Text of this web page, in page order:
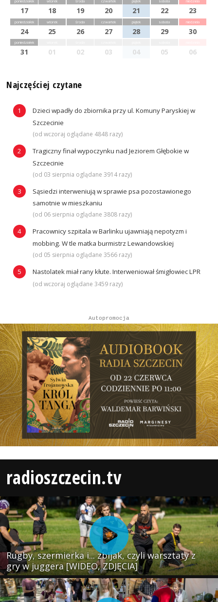
poniedziałek
17
wtorek
18
środa
19
czwartek
20
piątek
21
sobota
22
niedziela
23
poniedziałek
24
wtorek
25
środa
26
czwartek
27
piątek
28
sobota
29
niedziela
30
poniedziałek
31 01 02 03 04 05 06
Najczęściej czytane
Dzieci wpadły do zbiornika przy ul. Komuny Paryskiej w
Szczecinie
(od wczoraj oglądane 4848 razy)
Tragiczny finał wypoczynku nad Jeziorem Głębokie w
Szczecinie
(od 03 sierpnia oglądane 3914 razy)
Sąsiedzi interweniują w sprawie psa pozostawionego
samotnie w mieszkaniu
(od 06 sierpnia oglądane 3808 razy)
Pracownicy szpitala w Barlinku ujawniają nepotyzm i
mobbing. W tle matka burmistrz Lewandowskiej
(od 05 sierpnia oglądane 3566 razy)
Nastolatek miał rany kłute. Interweniował śmigłowiec LPR
(od wczoraj oglądane 3459 razy)
Autopromocja
radioszczecin.tv
Rugby, szermierka i... zbijak, czyli warsztaty z
gry w juggera [WIDEO, ZDJĘCIA]